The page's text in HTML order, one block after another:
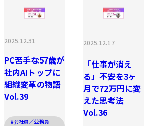
2025.12.31
PC苦手な57歳が
社内AIトップに
組織変革の物語
Vol.39
#会社員／公務員
2025.12.17
「仕事が消え
る」不安を3ヶ
月で72万円に変
えた思考法
Vol.36